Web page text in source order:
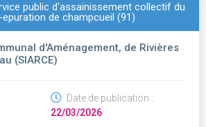
public d'assainissement collectif du
de champcueil (91)
d'Aménagement, de Rivières
(SIARCE)
Date de publication :
22/03/2026